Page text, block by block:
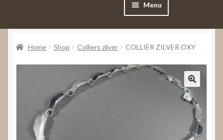
Menu
Home
Nieuws
Home Shop Colliers zilver COLLIER ZILVER OXY